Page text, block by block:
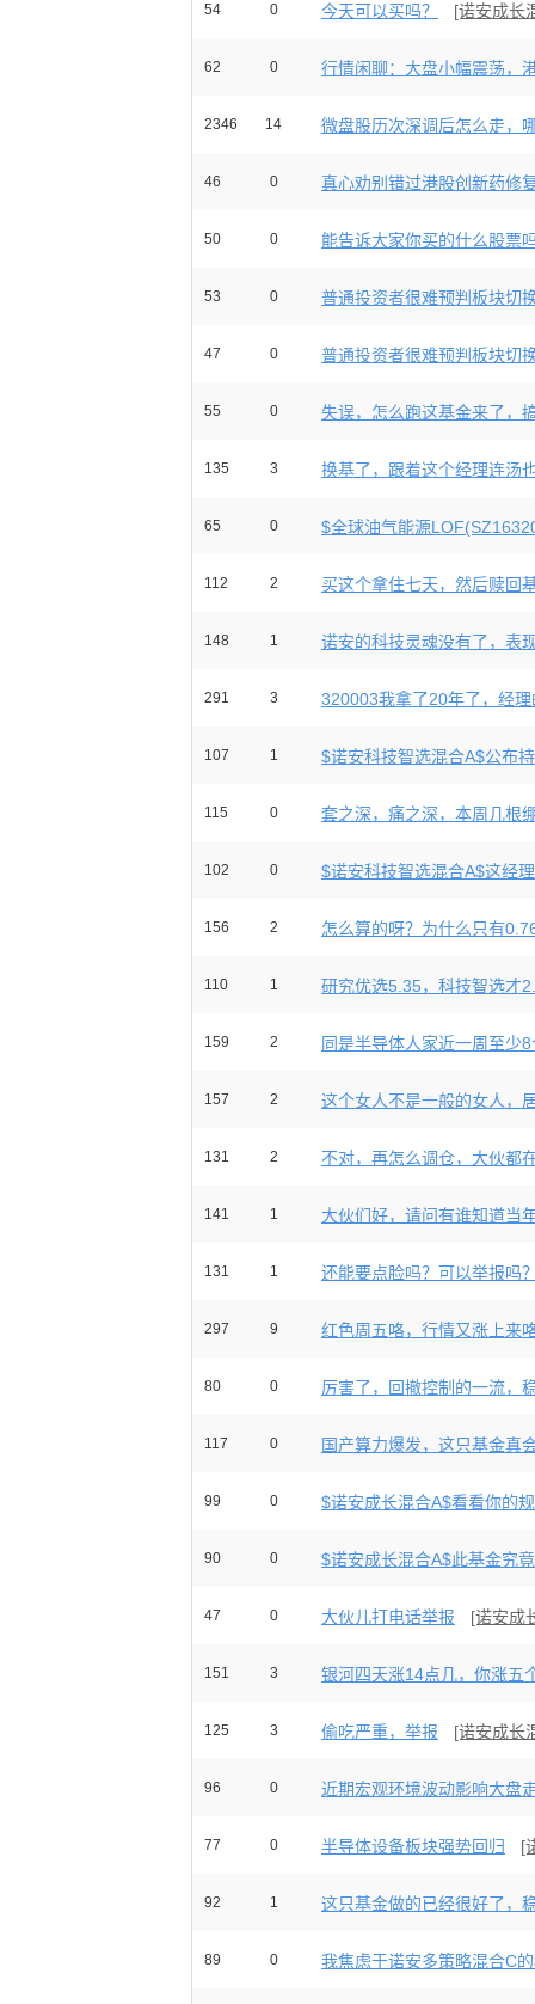
54 0 今天可以买吗？ [诺安成长
62 0 行情闲聊：大盘小幅震荡，
2346 14 微盘股历次深调后怎么走，
46 0 真心劝别错过港股创新药修
50 0 能告诉大家你买的什么股票
53 0 普通投资者很难预判板块切
47 0 普通投资者很难预判板块切
55 0 失误，怎么跑这基金来了，
135 3 换基了，跟着这个经理连汤
65 0 $全球油气能源
112 2 买这个拿住七天，然后赎回
148 1 诺安的科技灵魂没有了，表
291 3 320003我拿了20年了，经
107 1 $诺安科技智选混合A$公布
115 0 套之深，痛之深，本周几根
102 0 $诺安科技智选混合A$这经
156 2 怎么算的呀？为什么只有
110 1 研究优选5.35，科技智选才
159 2 同是半导体人家近一周至少
157 2 这个女人不是一般的女人，
131 2 不对，再怎么调仓，大伙都
141 1 大伙们好，请问有谁知道当
131 1 还能要点脸吗？可以举报吗
297 9 红色周五咯，行情又涨上来
80 0 厉害了，回撤控制的一流，
117 0 国产算力爆发，这只基金真
99 0 $诺安成长混合A$看看你的
90 0 $诺安成长混合A$此基金究
47 0 大伙儿打电话举报 [诺安成
151 3 银河四天涨14点几，你涨五
125 3 偷吃严重，举报 [诺安成长
96 0 近期宏观环境波动影响大盘
77 0 半导体设备板块强势回归 [
92 1 这只基金做的已经很好了，
89 0 我焦虑于诺安多策略混合C